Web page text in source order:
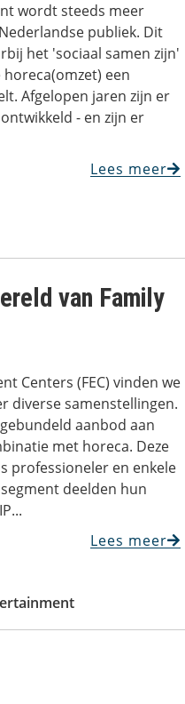
wordt steeds meer
publiek. Dit
het 'sociaal samen zijn'
een
Afgelopen jaren zijn er
- en zijn er
Lees meer
van Family
Centers (FEC) vinden we
diverse samenstellingen.
aanbod aan
met horeca. Deze
professioneler en enkele
deelden hun
Lees meer